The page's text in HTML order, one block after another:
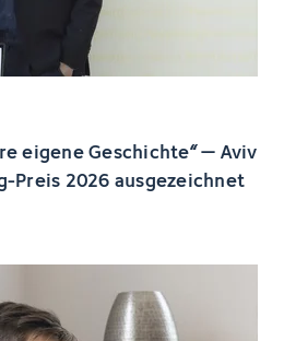
eigene Geschichte“ – Aviv
Preis 2026 ausgezeichnet